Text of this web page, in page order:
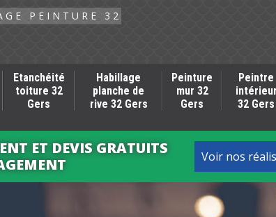
Etanchéité
toiture 32
Gers
Habillage
planche de
rive 32 Gers
Peinture
mur 32
Gers
Peintre
intérieur
32 Gers
ET DEVIS GRATUITS
Voir nos